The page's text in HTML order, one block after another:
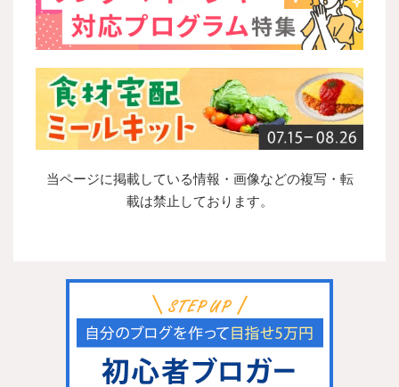
当ページに掲載している情報・画像などの複写・転
載は禁止しております。